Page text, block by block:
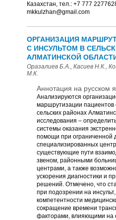
Казахстан, тел.: +7 777
mkkulzhan@gmail.com
ОРГАНИЗАЦИЯ
С ИНСУЛЬТОМ В
АЛМАТИНСКОЙ
Оразалиев Б.А., Касиев Н.К.,
М.К.
Аннотация на русском
Анализируются
маршрутизации пациентов
сельских районах
исследования –
системы оказания
помощи при ограниченной
специализированных
существующие пути
звеном, районными
центрами, а также
ускорения диагностики и
решений. Отмечено, что
при подозрении на
компетентности
сокращение времени
факторами, влияющими на